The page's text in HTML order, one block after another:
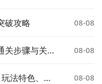
破攻略 08-08
关步骤与关键
08-08
法特色、关
08-08